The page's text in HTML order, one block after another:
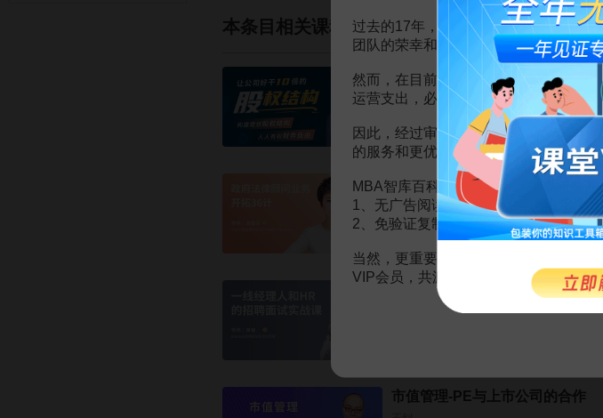
本条目相关课程
让公司好干10倍的股权结构
田政武
¥ 48
政府法律顾问业务开拓36计
周勤华
199
金牌面试官：一线经理人和HR管
市值管理-PE与上市公司的合作
过去的17年，百科频道一直以免费公
团队的荣幸和骄傲。
然而，在目前越来越严峻的经营挑战下
运营支出，必然会越来越影响您的使用
因此，经过审慎地考虑，我们决定推
的服务和更优质的内容。
MBA智库百科VIP会员（9.9元 / 年， 点
1、无广告阅读；
2、免验证复制。
当然，更重要的是长期以来您对百科频
VIP会员，共渡难关，共同见证彼此的成